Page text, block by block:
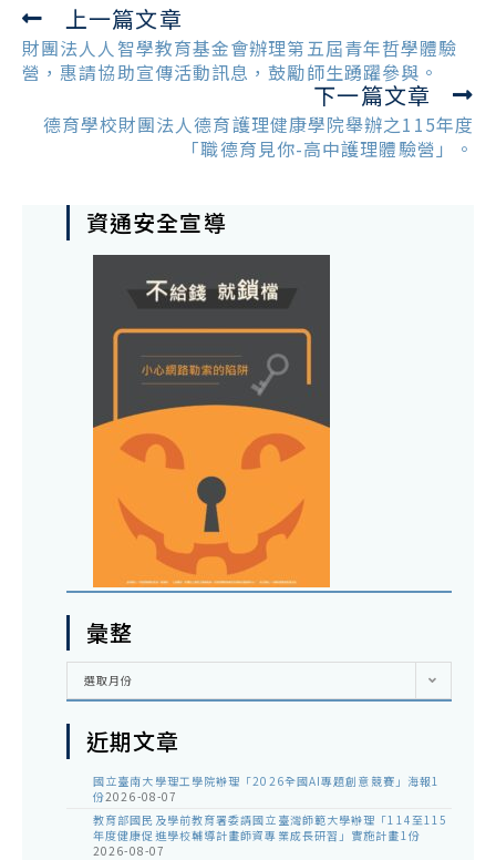
Read
more
articles
上一篇文章
財團法人人智學教育基金會辦理第五屆青年哲學體驗
營，惠請協助宣傳活動訊息，鼓勵師生踴躍參與。
下一篇文章
德育學校財團法人德育護理健康學院舉辦之115年度
「職德育見你-高中護理體驗營」。
資通安全宣導
彙整
彙
選取月份
近期文章
國立臺南大學理工學院辦理「2026全國AI專題創意競賽」海報1
份2026-08-07
教育部國民及學前教育署委請國立臺灣師範大學辦理「114至115
年度健康促進學校輔導計畫師資專業成長研習」實施計畫1份
2026-08-07